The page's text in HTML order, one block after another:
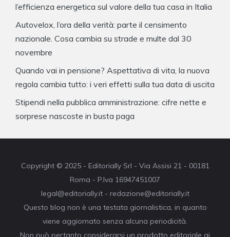
l’efficienza energetica sul valore della tua casa in Italia
Autovelox, l’ora della verità: parte il censimento
nazionale. Cosa cambia su strade e multe dal 30
novembre
Quando vai in pensione? Aspettativa di vita, la nuova
regola cambia tutto: i veri effetti sulla tua data di uscita
Stipendi nella pubblica amministrazione: cifre nette e
sorprese nascoste in busta paga
Copyright © 2025 - Editorially Srl - Via Assisi 21 - 00181
Roma - P.Iva 16947451007
legal@editorially.it - redazione@editorially.it
Questo blog non è una testata giornalistica, in quanto
viene aggiornato senza alcuna periodicità.